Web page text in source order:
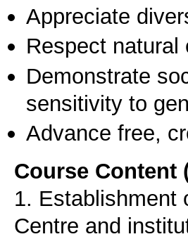
Appreciate
Respect natural
Demonstrate
sensitivity to
Advance free,
Course Content
1. Establishment
Centre and